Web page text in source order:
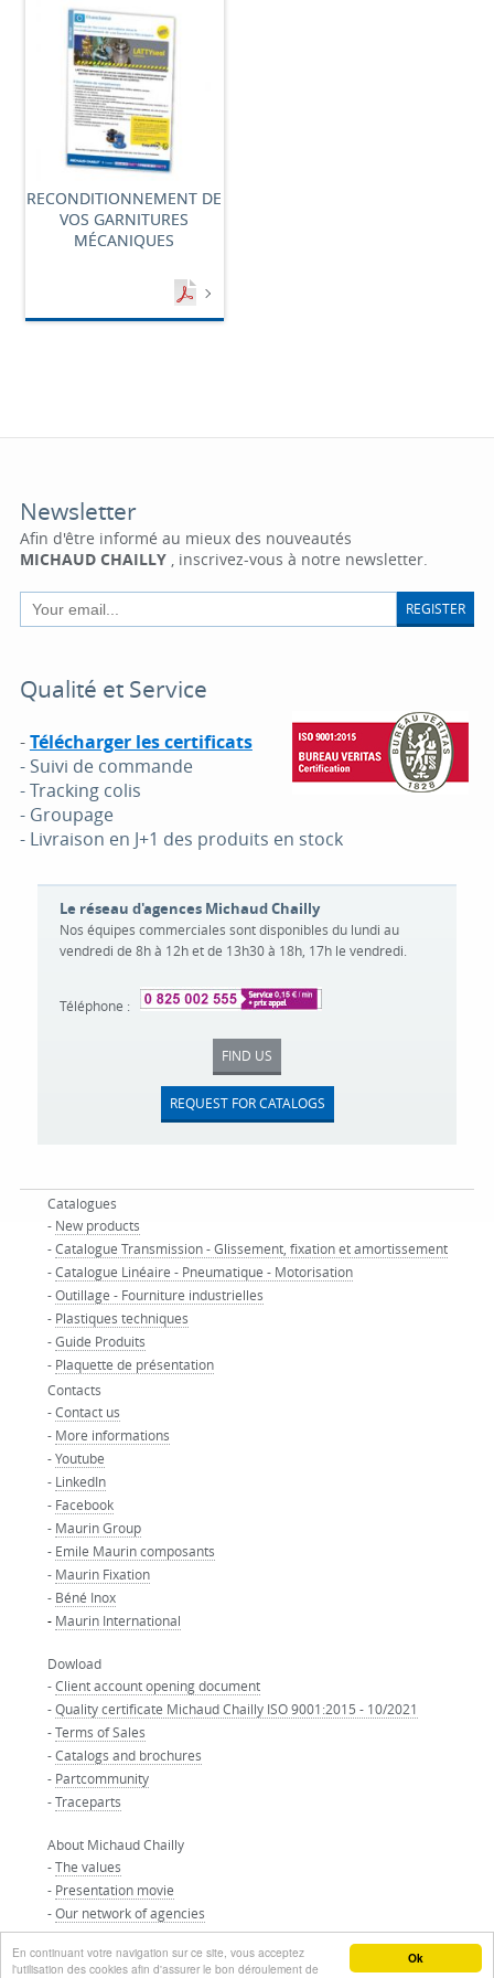
Ok
En continuant votre navigation sur ce site, vous acceptez
l'utilisation des cookies afin d'assurer le bon déroulement de
RECONDITIONNEMENT DE
VOS GARNITURES
MÉCANIQUES
Newsletter
Afin d'être informé au mieux des nouveautés
MICHAUD CHAILLY, inscrivez-vous à notre newsletter.
REGISTER
Qualité et Service
-Télécharger les certificats
- Suivi de commande
- Tracking colis
- Groupage
- Livraison en J+1 des produits en stock
Le réseau d'agences Michaud Chailly
Nos équipes commerciales sont disponibles du lundi au
vendredi de 8h à 12h et de 13h30 à 18h, 17h le vendredi.
Téléphone :
FIND US
REQUEST FOR CATALOGS
Catalogues
- New products
-Catalogue Transmission - Glissement, fixation et amortissement
-Catalogue Linéaire - Pneumatique - Motorisation
-Outillage - Fourniture industrielles
- Plastiques techniques
-Guide Produits
- Plaquette de présentation
Contacts
-Contact us
- More informations
-Youtube
- LinkedIn
- Facebook
- Maurin Group
- Emile Maurin composants
- Maurin Fixation
- Béné Inox
- Maurin International
Dowload
-Client account opening document
-Quality certificate Michaud Chailly ISO 9001:2015 - 10/2021
-Terms of Sales
-Catalogs and brochures
- Partcommunity
-Traceparts
About Michaud Chailly
-The values
- Presentation movie
-Our network of agencies
-Our partners
© MAURIN GROUP - All right reserved